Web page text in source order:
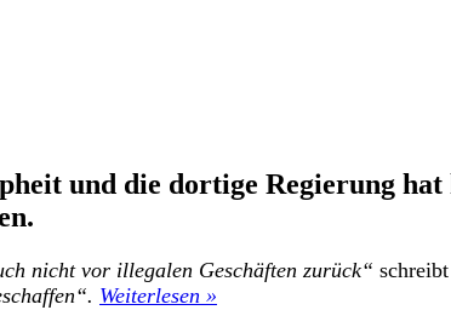
und die dortige Regierung
nicht vor illegalen Geschäften zurück“
Weiterlesen »